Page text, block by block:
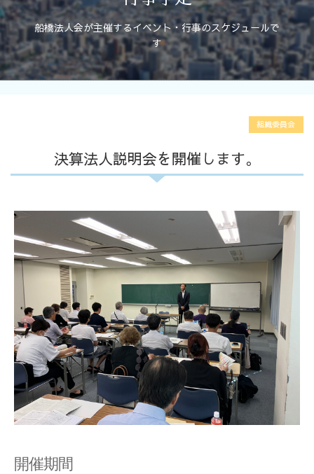
船橋法人会が主催するイベント・行事のスケジュールで
す
組織委員会
決算法人説明会を開催します。
開催期間